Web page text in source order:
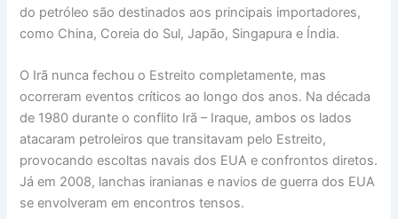
do petróleo são destinados aos principais importadores,
como China, Coreia do Sul, Japão, Singapura e Índia.
O Irã nunca fechou o Estreito completamente, mas
ocorreram eventos críticos ao longo dos anos. Na década
de 1980 durante o conflito Irã – Iraque, ambos os lados
atacaram petroleiros que transitavam pelo Estreito,
provocando escoltas navais dos EUA e confrontos diretos.
Já em 2008, lanchas iranianas e navios de guerra dos EUA
se envolveram em encontros tensos.